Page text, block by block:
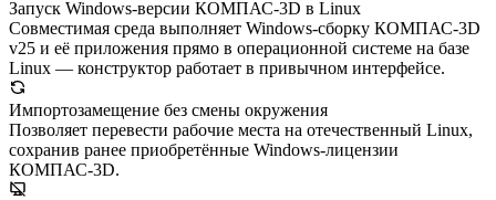
Запуск Windows-версии КОМПАС-3D в Linux
Совместимая среда выполняет Windows-сборку КОМПАС-3D
v25 и её приложения прямо в операционной системе на базе
Linux — конструктор работает в привычном интерфейсе.
Импортозамещение без смены окружения
Позволяет перевести рабочие места на отечественный Linux,
сохранив ранее приобретённые Windows-лицензии
КОМПАС-3D.